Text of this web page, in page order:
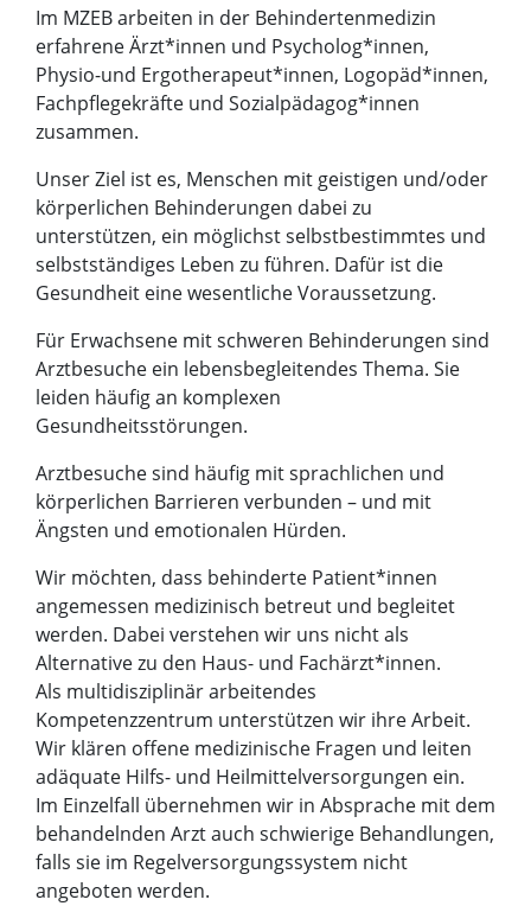
Im MZEB arbeiten in der Behindertenmedizin
erfahrene Ärzt*innen und Psycholog*innen,
Physio-und Ergotherapeut*innen, Logopäd*innen,
Fachpflegekräfte und Sozialpädagog*innen
zusammen.
Unser Ziel ist es, Menschen mit geistigen und/oder
körperlichen Behinderungen dabei zu
unterstützen, ein möglichst selbstbestimmtes und
selbstständiges Leben zu führen. Dafür ist die
Gesundheit eine wesentliche Voraussetzung.
Für Erwachsene mit schweren Behinderungen sind
Arztbesuche ein lebensbegleitendes Thema. Sie
leiden häufig an komplexen
Gesundheitsstörungen.
Arztbesuche sind häufig mit sprachlichen und
körperlichen Barrieren verbunden – und mit
Ängsten und emotionalen Hürden.
Wir möchten, dass behinderte Patient*innen
angemessen medizinisch betreut und begleitet
werden. Dabei verstehen wir uns nicht als
Alternative zu den Haus- und Fachärzt*innen.
Als multidisziplinär arbeitendes
Kompetenzzentrum unterstützen wir ihre Arbeit.
Wir klären offene medizinische Fragen und leiten
adäquate Hilfs- und Heilmittelversorgungen ein.
Im Einzelfall übernehmen wir in Absprache mit dem
behandelnden Arzt auch schwierige Behandlungen,
falls sie im Regelversorgungssystem nicht
angeboten werden.